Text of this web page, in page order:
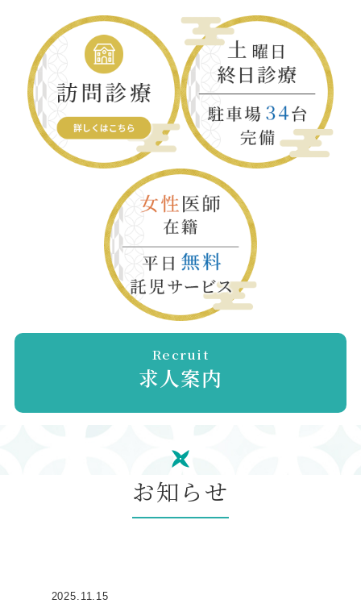
Recruit
求人案内
お知らせ
2025.11.15